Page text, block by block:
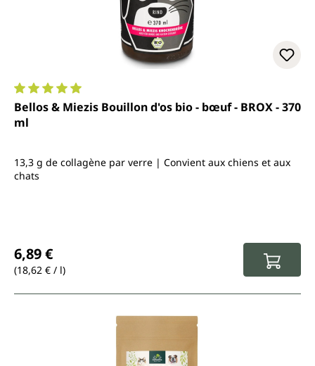
Note moyenne de 5 sur 5 étoiles
Bellos & Miezis Bouillon d'os bio - bœuf - BROX - 370
ml
13,3 g de collagène par verre | Convient aux chiens et aux
chats
6,89 €
(18,62 € / l)